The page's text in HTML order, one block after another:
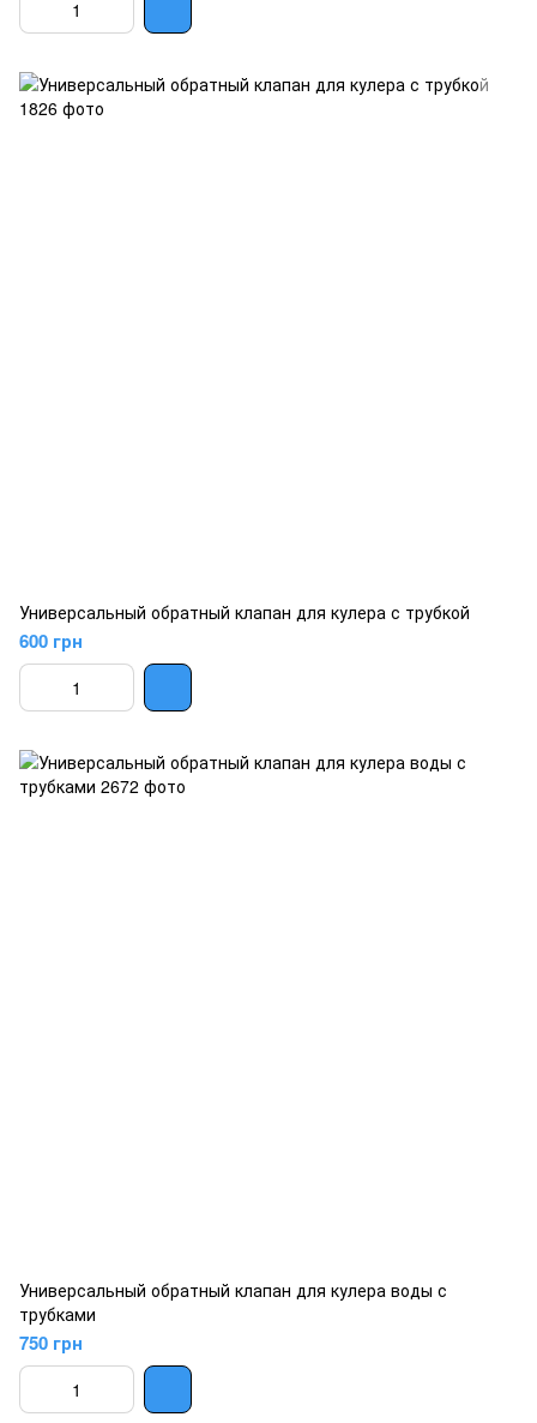
Универсальный обратный клапан для кулера с трубкой
600 грн
Универсальный обратный клапан для кулера воды с
трубками
750 грн